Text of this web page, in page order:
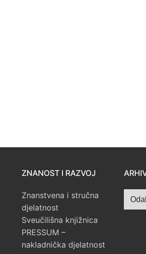
ZNANOST I RAZVOJ
Znanstvena i stručna
djelatnost
Sveučilišna knjižnica
PRESSUM –
nakladnička djelatnost
Arhiva